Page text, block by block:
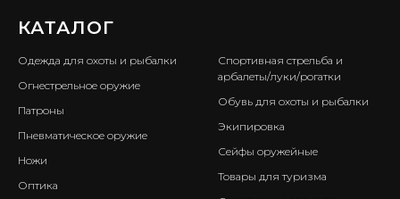
КАТАЛОГ
Одежда для охоты и рыбалки
Огнестрельное оружие
Патроны
Пневматическое оружие
Ножи
Оптика
Спортивная стрельба и
арбалеты/луки/рогатки
Обувь для охоты и рыбалки
Экипировка
Сейфы оружейные
Товары для туризма